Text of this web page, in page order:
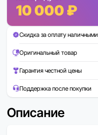
10 000 ₽
Скидка за оплату наличными
Оригинальный товар
Гарантия честной цены
Поддержка после покупки
Описание